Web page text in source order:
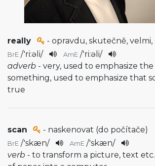
really - opravdu, skutečně, velmi,
BrE /'ri:əli/ AmE /'ri:əli/
adverb - very, used to emphasize
something, used to emphasize that
true
scan - naskenovat (do počítače)
BrE /'skæn/ AmE /'skæn/
verb - to transform a picture, text